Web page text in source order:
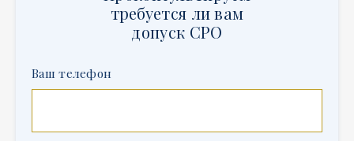
требуется ли вам
допуск СРО
Ваш телефон